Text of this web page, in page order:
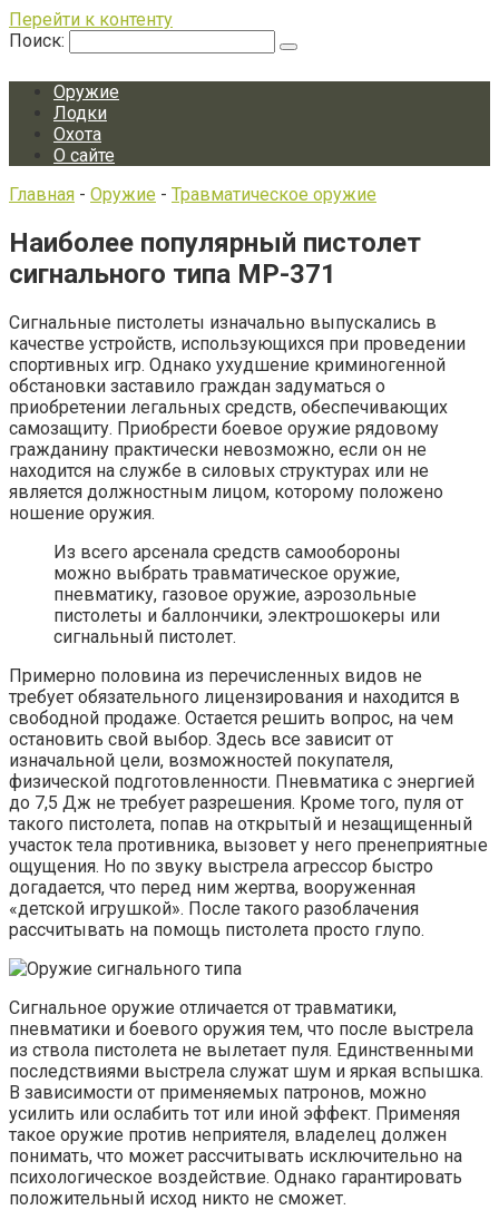
Перейти к контенту
Поиск:
Оружие
Лодки
Охота
О сайте
Главная - Оружие - Травматическое оружие
Наиболее популярный пистолет
сигнального типа МР-371
Сигнальные пистолеты изначально выпускались в
качестве устройств, использующихся при проведении
спортивных игр. Однако ухудшение криминогенной
обстановки заставило граждан задуматься о
приобретении легальных средств, обеспечивающих
самозащиту. Приобрести боевое оружие рядовому
гражданину практически невозможно, если он не
находится на службе в силовых структурах или не
является должностным лицом, которому положено
ношение оружия.
Из всего арсенала средств самообороны
можно выбрать травматическое оружие,
пневматику, газовое оружие, аэрозольные
пистолеты и баллончики, электрошокеры или
сигнальный пистолет.
Примерно половина из перечисленных видов не
требует обязательного лицензирования и находится в
свободной продаже. Остается решить вопрос, на чем
остановить свой выбор. Здесь все зависит от
изначальной цели, возможностей покупателя,
физической подготовленности. Пневматика с энергией
до 7,5 Дж не требует разрешения. Кроме того, пуля от
такого пистолета, попав на открытый и незащищенный
участок тела противника, вызовет у него пренеприятные
ощущения. Но по звуку выстрела агрессор быстро
догадается, что перед ним жертва, вооруженная
«детской игрушкой». После такого разоблачения
рассчитывать на помощь пистолета просто глупо.
Сигнальное оружие отличается от травматики,
пневматики и боевого оружия тем, что после выстрела
из ствола пистолета не вылетает пуля. Единственными
последствиями выстрела служат шум и яркая вспышка.
В зависимости от применяемых патронов, можно
усилить или ослабить тот или иной эффект. Применяя
такое оружие против неприятеля, владелец должен
понимать, что может рассчитывать исключительно на
психологическое воздействие. Однако гарантировать
положительный исход никто не сможет.